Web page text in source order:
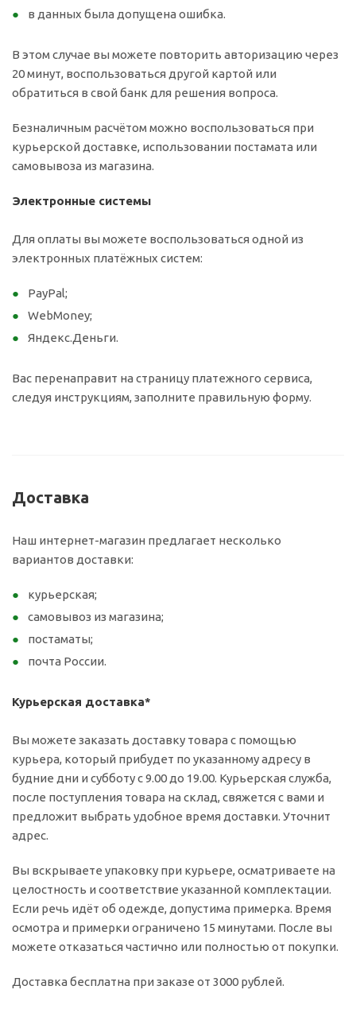
в данных была допущена ошибка.
В этом случае вы можете повторить авторизацию через
20 минут, воспользоваться другой картой или
обратиться в свой банк для решения вопроса.
Безналичным расчётом можно воспользоваться при
курьерской доставке, использовании постамата или
самовывоза из магазина.
Электронные системы
Для оплаты вы можете воспользоваться одной из
электронных платёжных систем:
PayPal;
WebMoney;
Яндекс.Деньги.
Вас перенаправит на страницу платежного сервиса,
следуя инструкциям, заполните правильную форму.
Доставка
Наш интернет-магазин предлагает несколько
вариантов доставки:
курьерская;
самовывоз из магазина;
постаматы;
почта России.
Курьерская доставка*
Вы можете заказать доставку товара с помощью
курьера, который прибудет по указанному адресу в
будние дни и субботу с 9.00 до 19.00. Курьерская служба,
после поступления товара на склад, свяжется с вами и
предложит выбрать удобное время доставки. Уточнит
адрес.
Вы вскрываете упаковку при курьере, осматриваете на
целостность и соответствие указанной комплектации.
Если речь идёт об одежде, допустима примерка. Время
осмотра и примерки ограничено 15 минутами. После вы
можете отказаться частично или полностью от покупки.
Доставка бесплатна при заказе от 3000 рублей.